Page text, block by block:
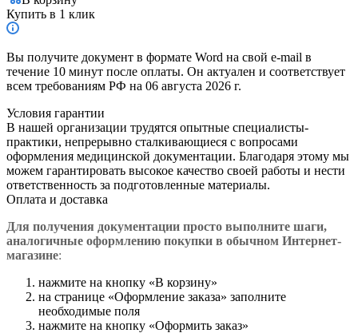
Купить в 1 клик
Вы получите документ в формате Word на свой e-mail в
течение 10 минут после оплаты. Он актуален и соответствует
всем требованиям РФ на 06 августа 2026 г.
Условия гарантии
В нашей организации трудятся опытные специалисты-
практики, непрерывно сталкивающиеся с вопросами
оформления медицинской документации. Благодаря этому мы
можем гарантировать высокое качество своей работы и нести
ответственность за подготовленные материалы.
Оплата и доставка
Для получения документации просто выполните шаги,
аналогичные оформлению покупки в обычном Интернет-
магазине:
нажмите на кнопку «В корзину»
на странице «Оформление заказа» заполните
необходимые поля
нажмите на кнопку «Оформить заказ»